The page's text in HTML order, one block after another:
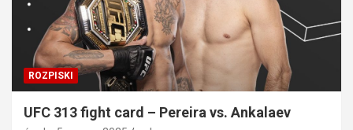
ROZPISKI
UFC 313 fight card – Pereira vs. Ankalaev